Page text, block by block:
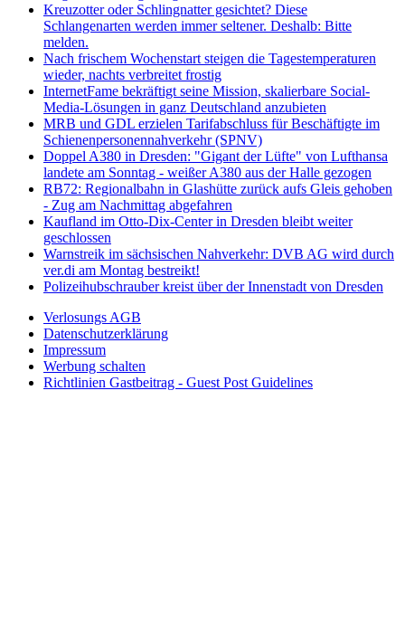
Kreuzotter oder Schlingnatter gesichtet? Diese
Schlangenarten werden immer seltener. Deshalb: Bitte
melden.
Nach frischem Wochenstart steigen die Tagestemperaturen
wieder, nachts verbreitet frostig
InternetFame bekräftigt seine Mission, skalierbare Social-
Media-Lösungen in ganz Deutschland anzubieten
MRB und GDL erzielen Tarifabschluss für Beschäftigte im
Schienenpersonennahverkehr (SPNV)
Doppel A380 in Dresden: "Gigant der Lüfte" von Lufthansa
landete am Sonntag - weißer A380 aus der Halle gezogen
RB72: Regionalbahn in Glashütte zurück aufs Gleis gehoben
- Zug am Nachmittag abgefahren
Kaufland im Otto-Dix-Center in Dresden bleibt weiter
geschlossen
Warnstreik im sächsischen Nahverkehr: DVB AG wird durch
ver.di am Montag bestreikt!
Polizeihubschrauber kreist über der Innenstadt von Dresden
Verlosungs AGB
Datenschutzerklärung
Impressum
Werbung schalten
Richtlinien Gastbeitrag - Guest Post Guidelines